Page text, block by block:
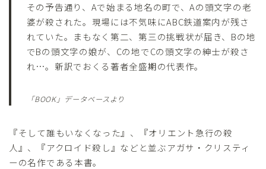
その予告通り、Aで始まる地名の町で、Aの頭文字の老
婆が殺された。現場には不気味にABC鉄道案内が残さ
れていた。まもなく第二、第三の挑戦状が届き、Bの地
でBの頭文字の娘が、Cの地でCの頭文字の紳士が殺さ
れ…。新訳でおくる著者全盛期の代表作。
「BOOK」データベースより
『そして誰もいなくなった』、『オリエント急行の殺
人』、『アクロイド殺し』などと並ぶアガサ・クリスティ
ーの名作である本書。